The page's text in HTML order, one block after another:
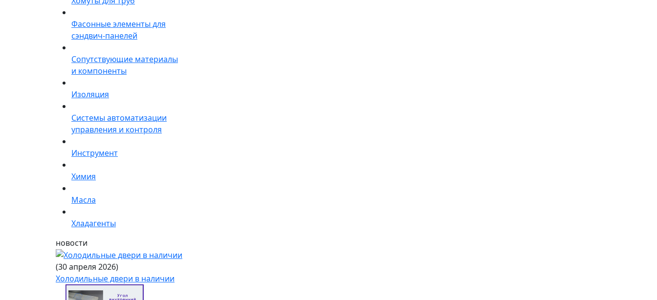
Фасонные элементы для
сэндвич-панелей
Сопутствующие материалы
и компоненты
Изоляция
Системы автоматизации
управления и контроля
Инструмент
Химия
Масла
Хладагенты
новости
(30 апреля 2026)
Холодильные двери в наличии